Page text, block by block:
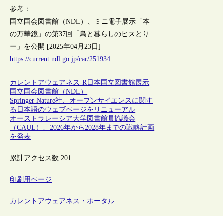
参考：
国立国会図書館（NDL）、ミニ電子展示「本
の万華鏡」の第37回「鳥と暮らしのヒスとり
ー」を公開 [2025年04月23日]
https://current.ndl.go.jp/car/251934
カレントアウェアネス-R 日本 国立図書館展示
国立国会図書館（NDL）
Springer Nature社、オープンサイエンスに関す
る日本語のウェブページをリニューアル
オーストラレーシア大学図書館員協議会
（CAUL）、2026年から2028年までの戦略計画
を発表
累計アクセス数:201
印刷用ページ
カレントアウェアネス・ポータル